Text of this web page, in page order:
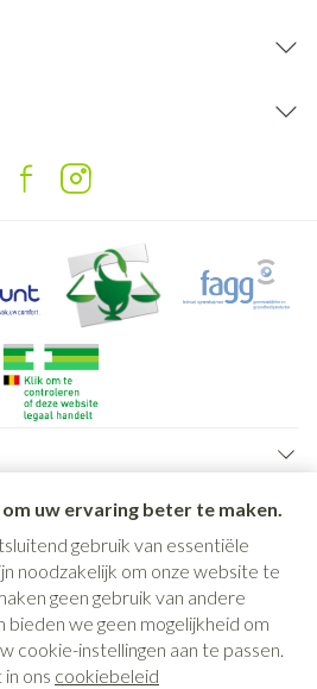
uw ervaring beter te maken.
gebruik van essentiële
noodzakelijk om onze website te
geen gebruik van andere
we geen mogelijkheid om
cookie-instellingen aan te passen.
ons cookiebeleid